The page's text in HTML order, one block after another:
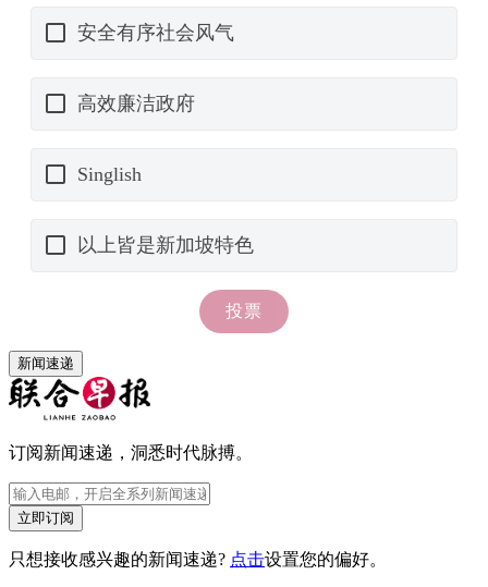
新闻速递
订阅新闻速递，洞悉时代脉搏。
立即订阅
只想接收感兴趣的新闻速递? 点击设置您的偏好。